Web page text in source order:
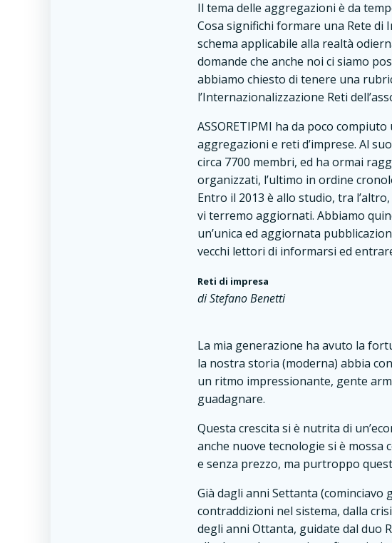
Il tema delle aggregazioni è da
Cosa significhi formare una Rete di
schema applicabile alla realtà
domande che anche noi ci siamo
abbiamo chiesto di tenere una
l’Internazionalizzazione Reti
ASSORETIPMI ha da poco
aggregazioni e reti d’imprese. Al
circa 7700 membri, ed ha ormai
organizzati, l’ultimo in ordine
Entro il 2013 è allo studio, tra
vi terremo aggiornati. Abbiamo
un’unica ed aggiornata
vecchi lettori di informarsi ed
Reti di impresa
di Stefano Benetti
La mia generazione ha avuto la
la nostra storia (moderna) abbia
un ritmo impressionante, gente
guadagnare.
Questa crescita si è nutrita di
anche nuove tecnologie si è mossa
e senza prezzo, ma purtroppo
Già dagli anni Settanta
contraddizioni nel sistema, dalla
degli anni Ottanta, guidate dal duo